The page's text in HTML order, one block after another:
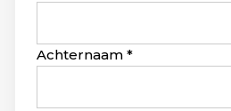
Achternaam